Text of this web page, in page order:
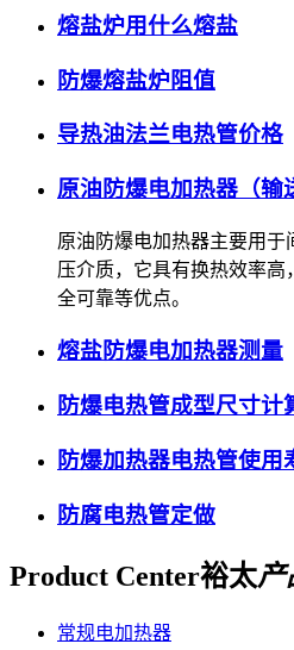
熔盐炉用什么熔盐
防爆熔盐炉阻值
导热油法兰电热管价格
原油防爆电加热器（输
原油防爆电加热器主要用
压介质，它具有换热效率
全可靠等优点。
熔盐防爆电加热器测量
防爆电热管成型尺寸计
防爆加热器电热管使用
防腐电热管定做
Product Center裕太产
常规电加热器